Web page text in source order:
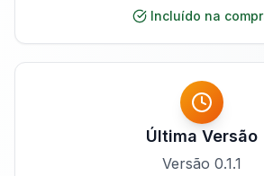
Incluído na
Última Versão
Versão 0.1.1